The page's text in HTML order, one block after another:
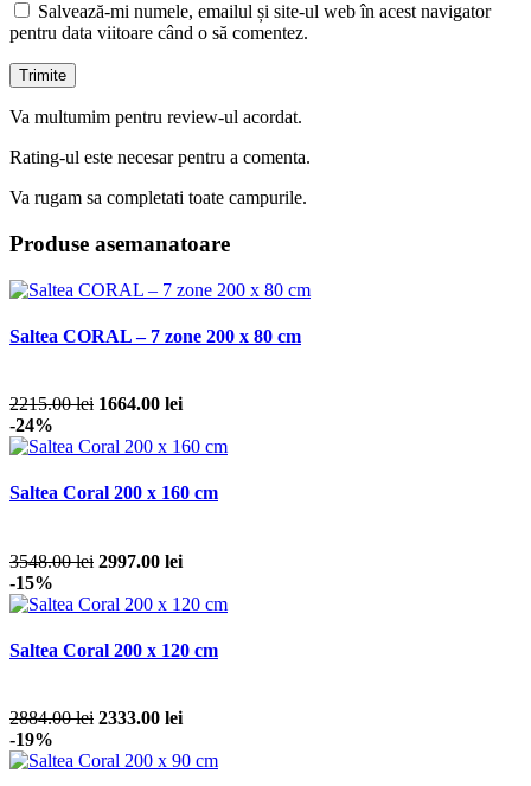
Salvează-mi numele, emailul și site-ul web în acest navigator
pentru data viitoare când o să comentez.
Va multumim pentru review-ul acordat.
Rating-ul este necesar pentru a comenta.
Va rugam sa completati toate campurile.
Produse asemanatoare
Saltea CORAL – 7 zone 200 x 80 cm
2215.00 lei 1664.00 lei
-24%
Saltea Coral 200 x 160 cm
3548.00 lei 2997.00 lei
-15%
Saltea Coral 200 x 120 cm
2884.00 lei 2333.00 lei
-19%